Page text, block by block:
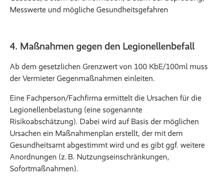
Messwerte und mögliche Gesundheitsgefahren
4. Maßnahmen gegen den Legionellenbefall
Ab dem gesetzlichen Grenzwert von 100 KbE/100ml muss
der Vermieter Gegenmaßnahmen einleiten.
Eine Fachperson/Fachfirma ermittelt die Ursachen für die
Legionellenbelastung (eine sogenannte
Risikoabschätzung). Dabei wird auf Basis der möglichen
Ursachen ein Maßnahmenplan erstellt, der mit dem
Gesundheitsamt abgestimmt wird und es gibt ggf. weitere
Anordnungen (z. B. Nutzungseinschränkungen,
Sofortmaßnahmen).